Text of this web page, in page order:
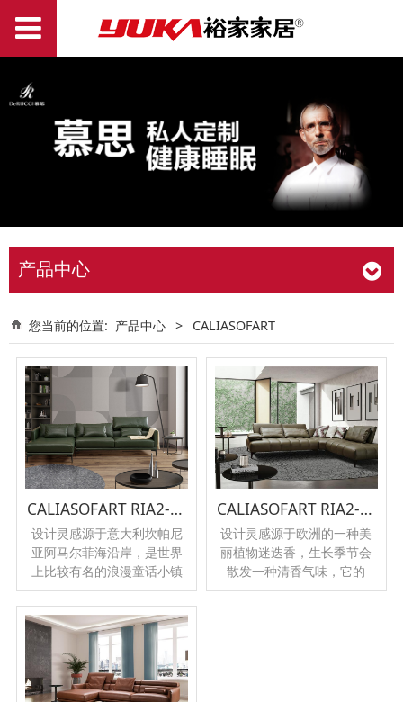
产品中心
您当前的位置: 产品中心 > CALIASOFART
CALIASOFART RIA2-1072
设计灵感源于意大利坎帕尼
亚阿马尔菲海沿岸，是世界
上比较有名的浪漫童话小镇
之一，它最特别的地方就是
在悬崖上，而CALIA这款沙
发就是根据它的浪漫风情及
绿化环境设计而成。
CALIASOFART RIA2-1096
设计灵感源于欧洲的一种美
丽植物迷迭香，生长季节会
散发一种清香气味，它的
茎，叶和花具有宜人的香